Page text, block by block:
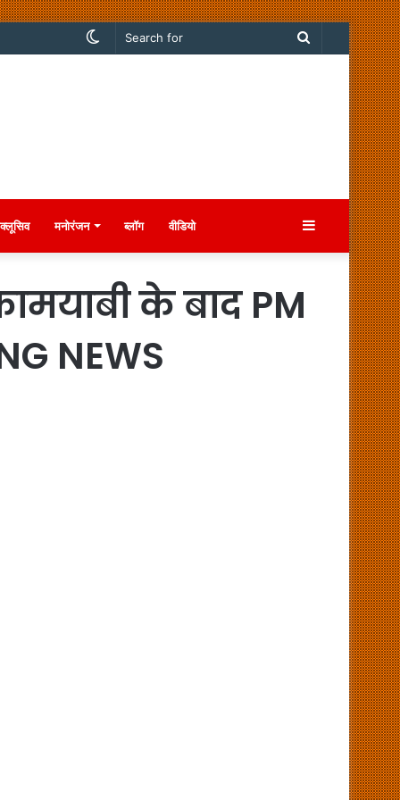
Search
Switch
मनोरंजन ब्लॉग वीडियो Sidebar
के बाद PM
NEWS